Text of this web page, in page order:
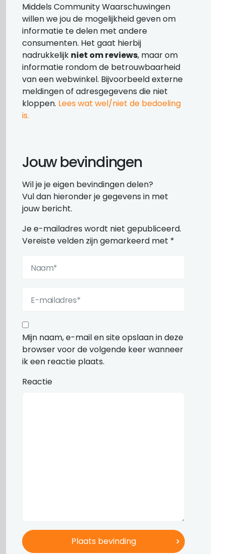
Middels Community Waarschuwingen
willen we jou de mogelijkheid geven om
informatie te delen met andere
consumenten. Het gaat hierbij
nadrukkelijk niet om reviews, maar om
informatie rondom de betrouwbaarheid
van een webwinkel. Bijvoorbeeld externe
meldingen of adresgegevens die niet
kloppen. Lees wat wel/niet de bedoeling
is.
Jouw bevindingen
Wil je je eigen bevindingen delen?
Vul dan hieronder je gegevens in met
jouw bericht.
Je e-mailadres wordt niet gepubliceerd.
Vereiste velden zijn gemarkeerd met *
Mijn naam, e-mail en site opslaan in deze
browser voor de volgende keer wanneer
ik een reactie plaats.
Reactie